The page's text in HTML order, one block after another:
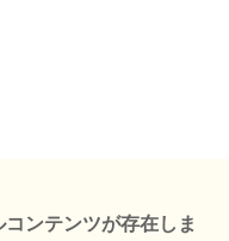
ンテンツが存在しま